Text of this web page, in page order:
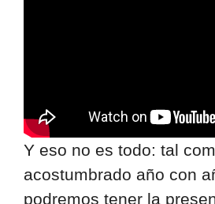
Y eso no es todo: tal
acostumbrado año con
podremos tener la